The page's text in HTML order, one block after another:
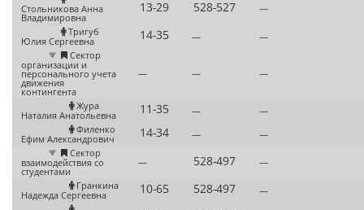
Стольникова Анна
Владимировна
—
Тригуб
Юлия Сергеевна
—
—
Сектор
организации и
персонального учета
движения
контингента
— — —
Жура
Наталия Анатольевна
—
—
Филенко
Ефим Александрович
—
—
Сектор
взаимодействия со
студентами
—
—
Гранкина
Надежда Сергеевна
—